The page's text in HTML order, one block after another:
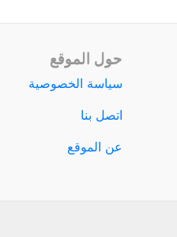
حول الموقع
سياسة الخصوصية
اتصل بنا
عن الموقع